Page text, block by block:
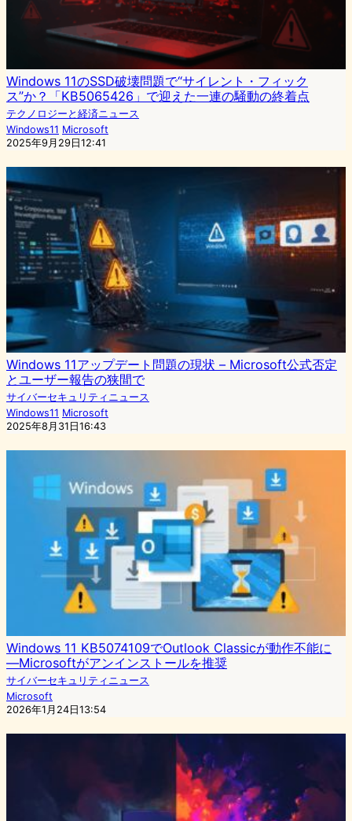
Windows 11のSSD破壊問題で“サイレント・フィック
ス”か？「KB5065426」で迎えた一連の騒動の終着点
テクノロジーと経済ニュース
Windows11 Microsoft
2025年9月29日12:41
Windows 11アップデート問題の現状 – Microsoft公式否定
とユーザー報告の狭間で
サイバーセキュリティニュース
Windows11 Microsoft
2025年8月31日16:43
Windows 11 KB5074109でOutlook Classicが動作不能に
―Microsoftがアンインストールを推奨
サイバーセキュリティニュース
Microsoft
2026年1月24日13:54